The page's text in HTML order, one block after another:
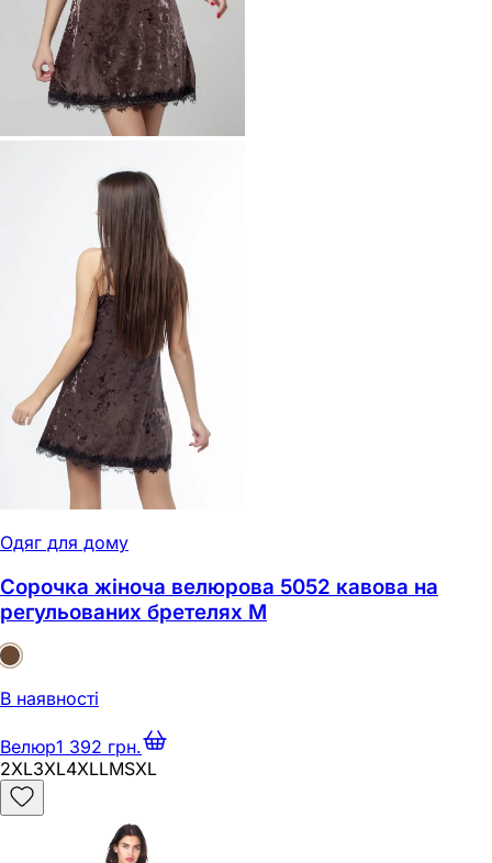
Одяг для дому
Сорочка жіноча велюрова 5052 кавова на
регульованих бретелях M
В наявності
Велюр1 392 грн.
2XL3XL4XLLMSXL